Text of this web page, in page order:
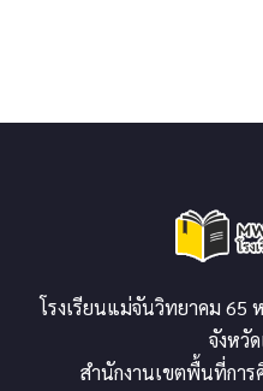
โรงเรียนแม่จันวิทยาคม 65
จังหวั
สำนักงานเขตพื้นที่การ